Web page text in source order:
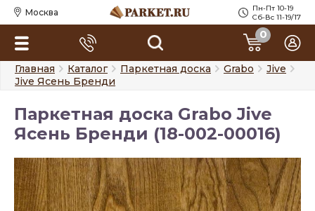
Москва
Пн-Пт 10-19
Сб-Вс 11-19/17
0
Главная Каталог Паркетная доска Grabo
Jive
Jive Ясень Бренди
Паркетная доска Grabo Jive
Ясень Бренди (18-002-00016)